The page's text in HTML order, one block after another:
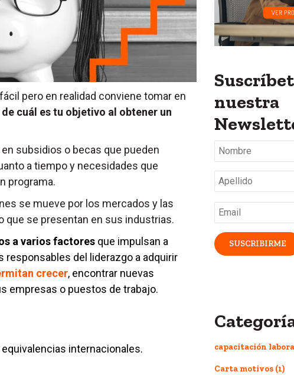
pero en realidad conviene tomar en
cuál es tu objetivo al obtener un
subsidios o becas que pueden
a tiempo y necesidades que
programa.
se mueve por los mercados y las
que se presentan en sus industrias.
a varios factores que impulsan a
del liderazgo a adquirir
crecer, encontrar nuevas
empresas o puestos de trabajo.
internacionales.
nuestra
Nombre*
Apellido*
Email*
capacitación
Carta motivos (1)